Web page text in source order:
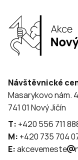
Návštěvnické
Masarykovo nám.
741 01 Nový Jičín
T: +420 556 711
M: +420 735 704
E:akcevemeste